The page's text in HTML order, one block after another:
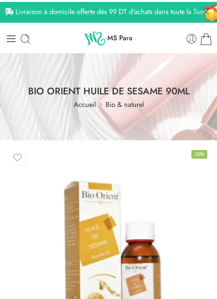
Livraison à domicile offerte dès 99 DT d'achats dans toute la Tunisie
BIO ORIENT HUILE DE SESAME 90ML
Accueil Bio & naturel
-10%